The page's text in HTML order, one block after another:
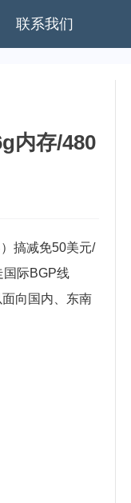
联系我们
内存/480
搞减免50美元/
国际BGP线
向国内、东南